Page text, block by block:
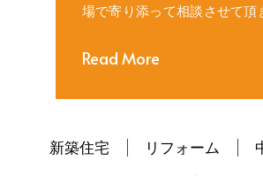
場で寄り添って相談させて頂
Read More
新築住宅 リフォーム